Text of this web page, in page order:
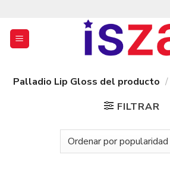
contenido
Palladio Lip Gloss del producto /
FILTRAR